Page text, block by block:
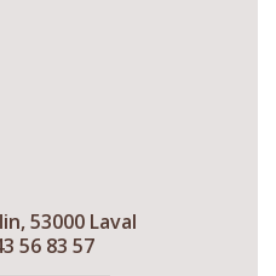
53000 Laval
56 83 57